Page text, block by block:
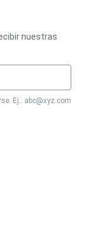
nuestras
Ej.: abc@xyz.com